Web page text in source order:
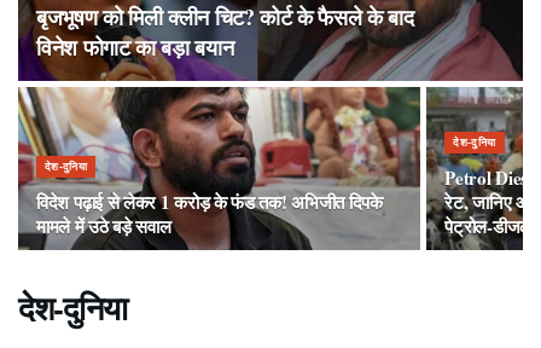
बृजभूषण को मिली क्लीन चिट? कोर्ट के फैसले के बाद
विनेश फोगाट का बड़ा बयान
देश-दुनिया
विदेश पढ़ाई से लेकर 1 करोड़ के फंड तक! अभिजीत दिपके
मामले में उठे बड़े सवाल
देश-दुनिया
Petrol
रेट, जानिए
पेट्रोल-डीजल
देश-दुनिया